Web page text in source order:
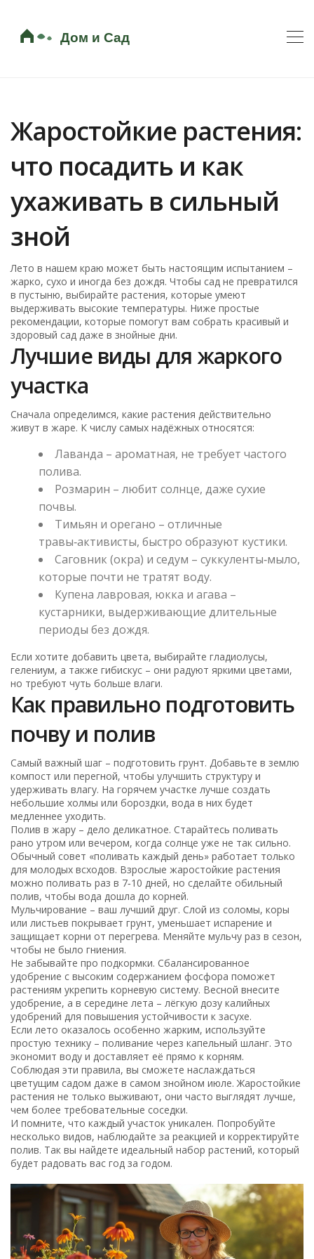
Жаростойкие растения:
что посадить и как
ухаживать в сильный
зной
Лето в нашем краю может быть настоящим испытанием –
жарко, сухо и иногда без дождя. Чтобы сад не превратился
в пустыню, выбирайте растения, которые умеют
выдерживать высокие температуры. Ниже простые
рекомендации, которые помогут вам собрать красивый и
здоровый сад даже в знойные дни.
Лучшие виды для жаркого
участка
Сначала определимся, какие растения действительно
живут в жаре. К числу самых надёжных относятся:
Лаванда – ароматная, не требует частого
полива.
Розмарин – любит солнце, даже сухие
почвы.
Тимьян и орегано – отличные
травы‑активисты, быстро образуют кустики.
Саговник (окра) и седум – суккуленты‑мыло,
которые почти не тратят воду.
Купена лавровая, юкка и агава –
кустарники, выдерживающие длительные
периоды без дождя.
Если хотите добавить цвета, выбирайте гладиолусы,
гелениум, а также гибискус – они радуют яркими цветами,
но требуют чуть больше влаги.
Как правильно подготовить
почву и полив
Самый важный шаг – подготовить грунт. Добавьте в землю
компост или перегной, чтобы улучшить структуру и
удерживать влагу. На горячем участке лучше создать
небольшие холмы или бороздки, вода в них будет
медленнее уходить.
Полив в жару – дело деликатное. Старайтесь поливать
рано утром или вечером, когда солнце уже не так сильно.
Обычный совет «поливать каждый день» работает только
для молодых всходов. Взрослые жаростойкие растения
можно поливать раз в 7‑10 дней, но сделайте обильный
полив, чтобы вода дошла до корней.
Мульчирование – ваш лучший друг. Слой из соломы, коры
или листьев покрывает грунт, уменьшает испарение и
защищает корни от перегрева. Меняйте мульчу раз в сезон,
чтобы не было гниения.
Не забывайте про подкормки. Сбалансированное
удобрение с высоким содержанием фосфора поможет
растениям укрепить корневую систему. Весной внесите
удобрение, а в середине лета – лёгкую дозу калийных
удобрений для повышения устойчивости к засухе.
Если лето оказалось особенно жарким, используйте
простую технику – поливание через капельный шланг. Это
экономит воду и доставляет её прямо к корням.
Соблюдая эти правила, вы сможете наслаждаться
цветущим садом даже в самом знойном июле. Жаростойкие
растения не только выживают, они часто выглядят лучше,
чем более требовательные соседки.
И помните, что каждый участок уникален. Попробуйте
несколько видов, наблюдайте за реакцией и корректируйте
полив. Так вы найдете идеальный набор растений, который
будет радовать вас год за годом.